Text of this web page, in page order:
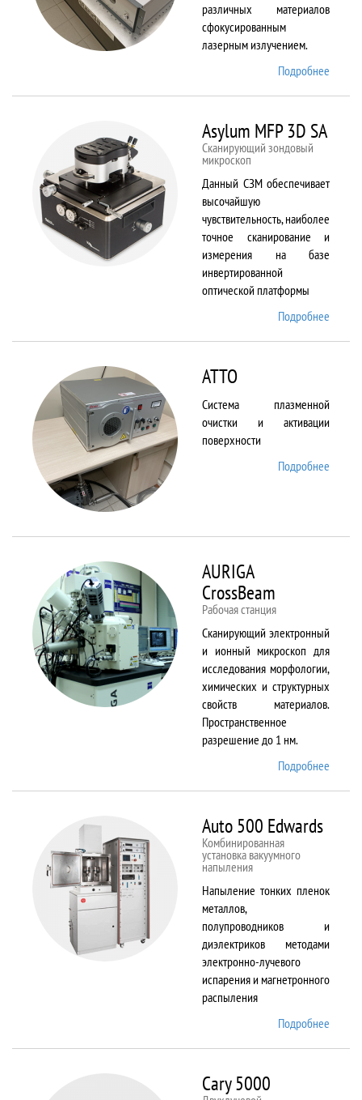
различных материалов
сфокусированным
лазерным излучением.
Подробнее
Asylum MFP 3D SA
Сканирующий зондовый
микроскоп
Данный СЗМ обеспечивает
высочайшую
чувствительность, наиболее
точное сканирование и
измерения на базе
инвертированной
оптической платформы
Подробнее
ATTO
Система плазменной
очистки и активации
поверхности
Подробнее
AURIGA
CrossBeam
Рабочая станция
Сканирующий электронный
и ионный микроскоп для
исследования морфологии,
химических и структурных
свойств материалов.
Пространственное
разрешение до 1 нм.
Подробнее
Auto 500 Edwards
Комбинированная
установка вакуумного
напыления
Напыление тонких пленок
металлов,
полупроводников и
диэлектриков методами
электронно-лучевого
испарения и магнетронного
распыления
Подробнее
Cary 5000